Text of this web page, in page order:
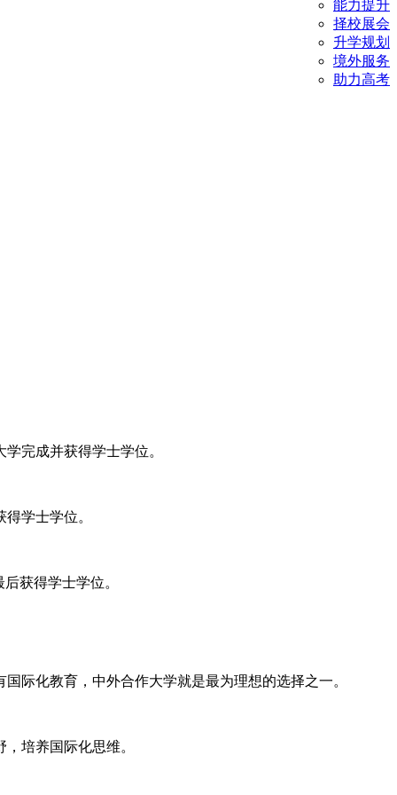
能力提升
择校展会
升学规划
境外服务
助力高考
完成并获得学士学位。
学士学位。
获得学士学位。
际化教育，中外合作大学就是最为理想的选择之一。
培养国际化思维。